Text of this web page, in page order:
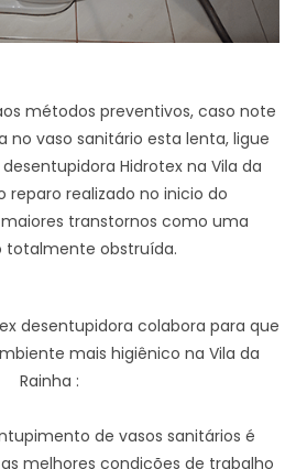
métodos preventivos, caso note
no vaso sanitário esta lenta, ligue
Hidrotex na Vila da
reparo realizado no inicio do
transtornos como uma
totalmente obstruída.
desentupidora colabora para que
mais higiênico na Vila da
Rainha :
de vasos sanitários é
melhores condições de trabalho